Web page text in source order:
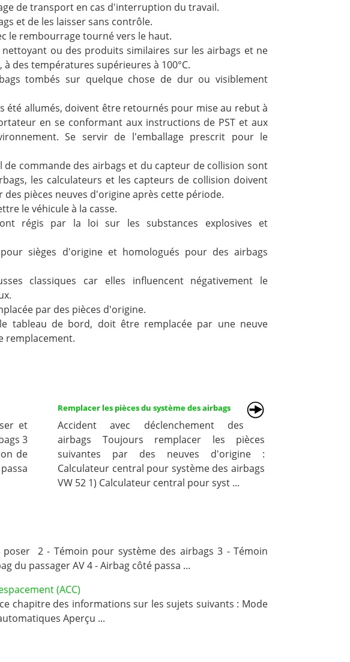
de transport en cas d'interruption du travail.
et de les laisser sans contrôle.
le rembourrage tourné vers le haut.
ou des produits similaires sur les airbags et ne
des températures supérieures à 100°C.
tombés sur quelque chose de dur ou visiblement
été allumés, doivent être retournés pour mise au rebut à
en se conformant aux instructions de PST et aux
Se servir de l'emballage prescrit pour le
commande des airbags et du capteur de collision sont
les calculateurs et les capteurs de collision doivent
pièces neuves d'origine après cette période.
le véhicule à la casse.
régis par la loi sur les substances explosives et
sièges d'origine et homologués pour des airbags
classiques car elles influencent négativement le
par des pièces d'origine.
tableau de bord, doit être remplacée par une neuve
remplacement.
et
3
de
Remplacer les pièces du système des airbags
Accident avec déclenchement des
airbags Toujours remplacer les pièces
suivantes par des neuves d'origine :
Calculateur central pour système des airbags
VW 52 1) Calculateur central pour syst ...
2 - Témoin pour système des airbags 3 - Témoin
du passager AV 4 - Airbag côté passa ...
(ACC)
chapitre des informations sur les sujets suivants : Mode
Aperçu ...